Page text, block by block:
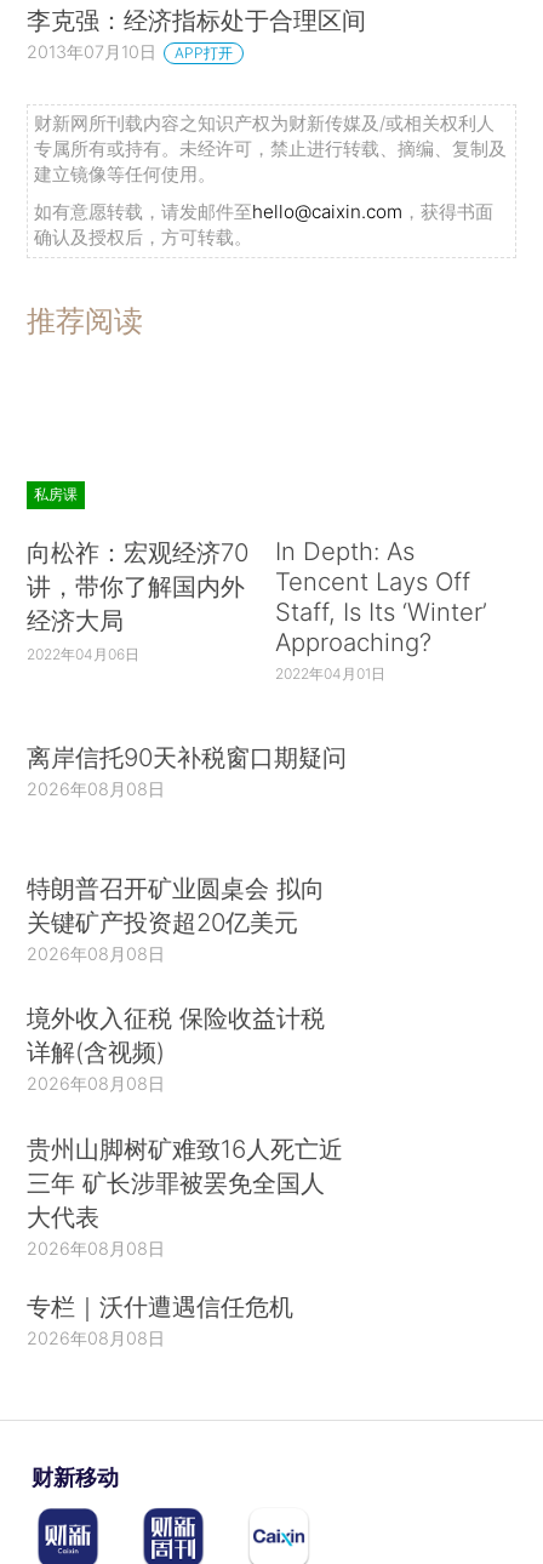
李克强：经济指标处于合理区间
2013年07月10日 APP打开
财新网所刊载内容之知识产权为财新传媒及/或相关权利人
专属所有或持有。未经许可，禁止进行转载、摘编、复制及
建立镜像等任何使用。
如有意愿转载，请发邮件至hello@caixin.com ，获得书面
确认及授权后，方可转载。
推荐阅读
私房课
向松祚：宏观经济70
讲，带你了解国内外
经济大局
2022年04月06日
In Depth: As
Tencent Lays Off
Staff, Is Its ‘Winter’
Approaching?
2022年04月01日
离岸信托90天补税窗口期疑问
2026年08月08日
特朗普召开矿业圆桌会 拟向
关键矿产投资超20亿美元
2026年08月08日
境外收入征税 保险收益计税
详解(含视频)
2026年08月08日
贵州山脚树矿难致16人死亡近
三年 矿长涉罪被罢免全国人
大代表
2026年08月08日
专栏｜沃什遭遇信任危机
2026年08月08日
财新移动